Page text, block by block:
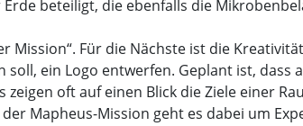
beteiligt, die ebenfalls die
Mission“. Für die Nächste ist die
ein Logo entwerfen. Geplant ist, dass
zeigen oft auf einen Blick die Ziele einer
Mapheus-Mission geht es dabei um